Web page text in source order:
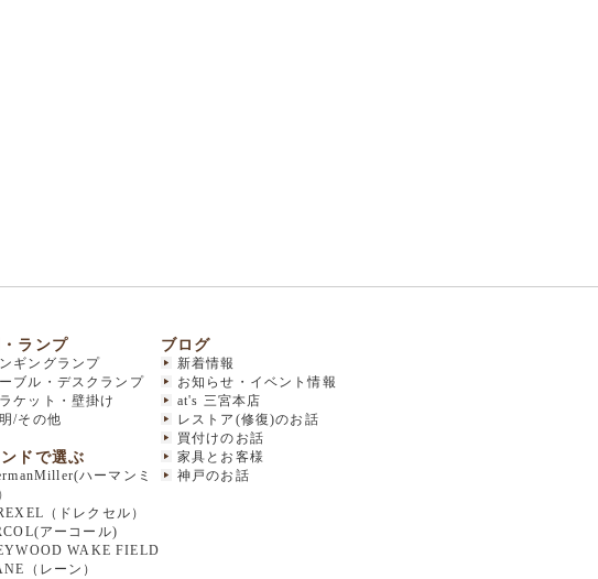
ランプ
ギングランプ
ブル・デスクランプ
ケット・壁掛け
/その他
ドで選ぶ
ハーマンミ
）
（ドレクセル）
アーコール)
WAKE FIELD
（レーン）
ブログ
新着情報
お知らせ・イベント情報
at's 三宮本店
レストア(修復)のお話
買付けのお話
家具とお客様
神戸のお話